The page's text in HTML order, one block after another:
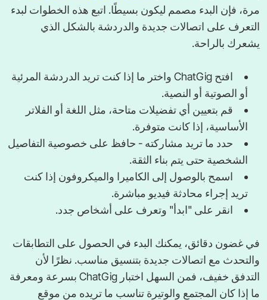
مرة، فإن البدء مصمم ليكون بسيطًا. اتبع هذه الخطوات لبدء
التعرف على اتصالات جديدة والدردشة بالشكل الذي
يشعرك بالراحة.
افتح ChatGig واختر ما إذا كنت تريد الدردشة المرئية
أو الصوتية أو النصية.
قم بتعيين أي تفضيلات متاحة، مثل اللغة أو الفلاتر
الأساسية، إذا كانت متوفرة.
حدد ما تريد مشاركته - حافظ على خصوصية التفاصيل
الشخصية حتى يتم بناء الثقة.
اسمح بالوصول إلى الكاميرا والميكروفون إذا كنت
تريد إجراء محادثة فيديو مباشرة.
انقر على "ابدأ" وتعرف على أشخاص جدد.
في غضون دقائق، يمكنك البدء في الحصول على التطابقات
والتحدث مع اتصالات جديدة بتنسيق مناسب. نظرًا لأن
التدفق خفيف، فمن السهل اختبار ChatGig بسرعة ومعرفة
ما إذا كان المجتمع والوتيرة تناسب ما تريده من موقع